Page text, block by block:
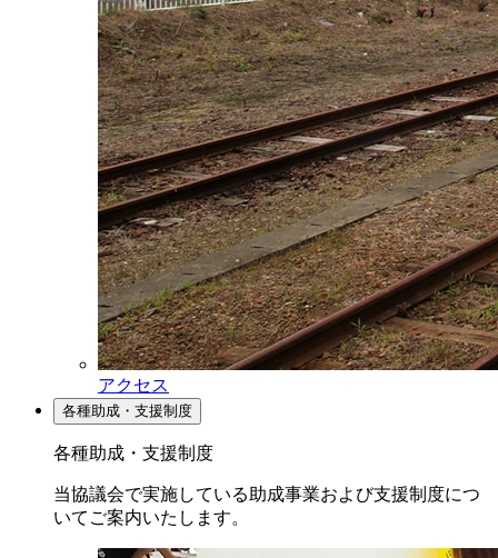
アクセス
各種助成・支援制度
各種助成・支援制度
当協議会で実施している助成事業および支援制度につ
いてご案内いたします。